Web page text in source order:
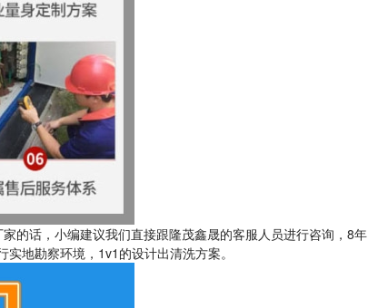
的话，小编建议我们直接跟隆茂鑫晟的客服人员进行咨询，8年
地勘察环境，1v1的设计出清洗方案。